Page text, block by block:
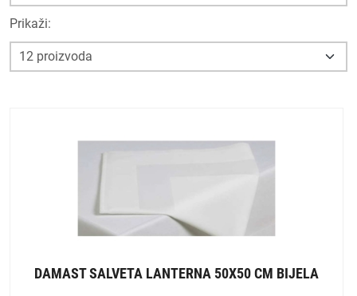
Prikaži:
DAMAST SALVETA LANTERNA 50X50 CM BIJELA